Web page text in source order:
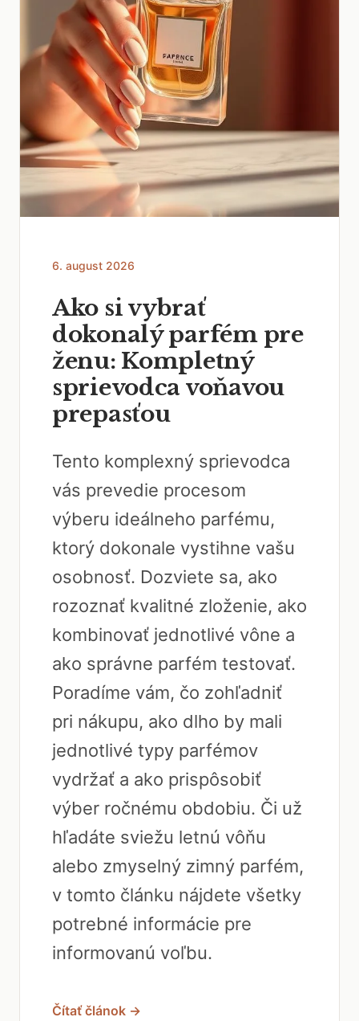
6. august 2026
Ako si vybrať
dokonalý parfém pre
ženu: Kompletný
sprievodca voňavou
prepasťou
Tento komplexný sprievodca
vás prevedie procesom
výberu ideálneho parfému,
ktorý dokonale vystihne vašu
osobnosť. Dozviete sa, ako
rozoznať kvalitné zloženie, ako
kombinovať jednotlivé vône a
ako správne parfém testovať.
Poradíme vám, čo zohľadniť
pri nákupu, ako dlho by mali
jednotlivé typy parfémov
vydržať a ako prispôsobiť
výber ročnému obdobiu. Či už
hľadáte sviežu letnú vôňu
alebo zmyselný zimný parfém,
v tomto článku nájdete všetky
potrebné informácie pre
informovanú voľbu.
Čítať článok →